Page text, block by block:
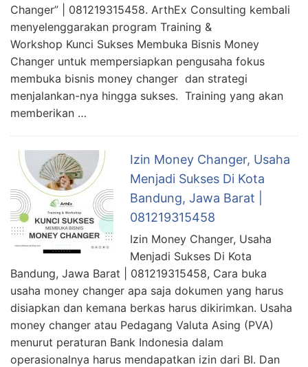
Changer” | 081219315458. ArthEx Consulting kembali
menyelenggarakan program Training &
Workshop Kunci Sukses Membuka Bisnis Money
Changer untuk mempersiapkan pengusaha fokus
membuka bisnis money changer dan strategi
menjalankan-nya hingga sukses. Training yang akan
memberikan …
Izin Money Changer, Usaha
Menjadi Sukses Di Kota
Bandung, Jawa Barat |
081219315458
Izin Money Changer, Usaha
Menjadi Sukses Di Kota
Bandung, Jawa Barat | 081219315458, Cara buka
usaha money changer apa saja dokumen yang harus
disiapkan dan kemana berkas harus dikirimkan. Usaha
money changer atau Pedagang Valuta Asing (PVA)
menurut peraturan Bank Indonesia dalam
operasionalnya harus mendapatkan izin dari BI. Dan